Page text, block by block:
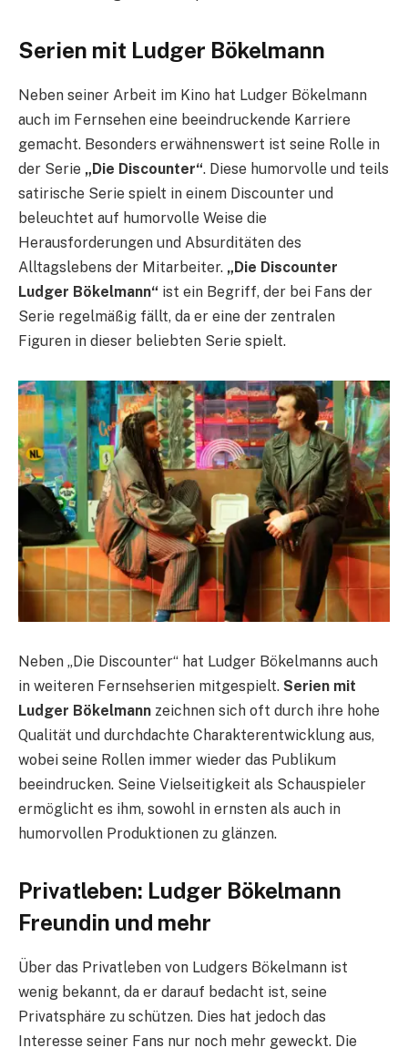
Serien mit Ludger Bökelmann
Neben seiner Arbeit im Kino hat Ludger Bökelmann
auch im Fernsehen eine beeindruckende Karriere
gemacht. Besonders erwähnenswert ist seine Rolle in
der Serie „Die Discounter“. Diese humorvolle und teils
satirische Serie spielt in einem Discounter und
beleuchtet auf humorvolle Weise die
Herausforderungen und Absurditäten des
Alltagslebens der Mitarbeiter. „Die Discounter
Ludger Bökelmann“ ist ein Begriff, der bei Fans der
Serie regelmäßig fällt, da er eine der zentralen
Figuren in dieser beliebten Serie spielt.
Neben „Die Discounter“ hat Ludger Bökelmanns auch
in weiteren Fernsehserien mitgespielt. Serien mit
Ludger Bökelmann zeichnen sich oft durch ihre hohe
Qualität und durchdachte Charakterentwicklung aus,
wobei seine Rollen immer wieder das Publikum
beeindrucken. Seine Vielseitigkeit als Schauspieler
ermöglicht es ihm, sowohl in ernsten als auch in
humorvollen Produktionen zu glänzen.
Privatleben: Ludger Bökelmann
Freundin und mehr
Über das Privatleben von Ludgers Bökelmann ist
wenig bekannt, da er darauf bedacht ist, seine
Privatsphäre zu schützen. Dies hat jedoch das
Interesse seiner Fans nur noch mehr geweckt. Die